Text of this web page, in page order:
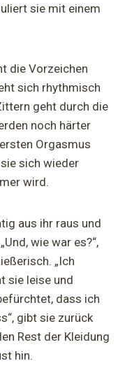
sie mit einem
die Vorzeichen
sich rhythmisch
geht durch die
noch härter
Orgasmus
sich wieder
wird.
aus ihr raus und
wie war es?“,
„Ich
sie leise und
dass ich
gibt sie zurück
Rest der Kleidung
hin.